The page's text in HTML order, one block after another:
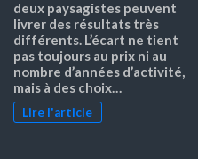
deux paysagistes peuvent
livrer des résultats très
différents. L’écart ne tient
pas toujours au prix ni au
nombre d’années d’activité,
mais à des choix…
Lire l'article